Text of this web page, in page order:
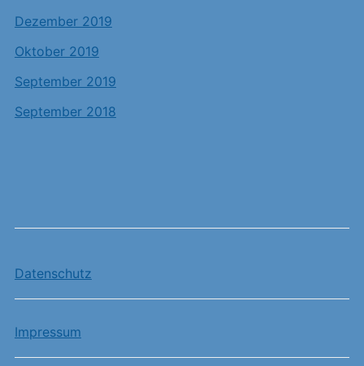
Dezember 2019
Oktober 2019
September 2019
September 2018
Datenschutz
Impressum